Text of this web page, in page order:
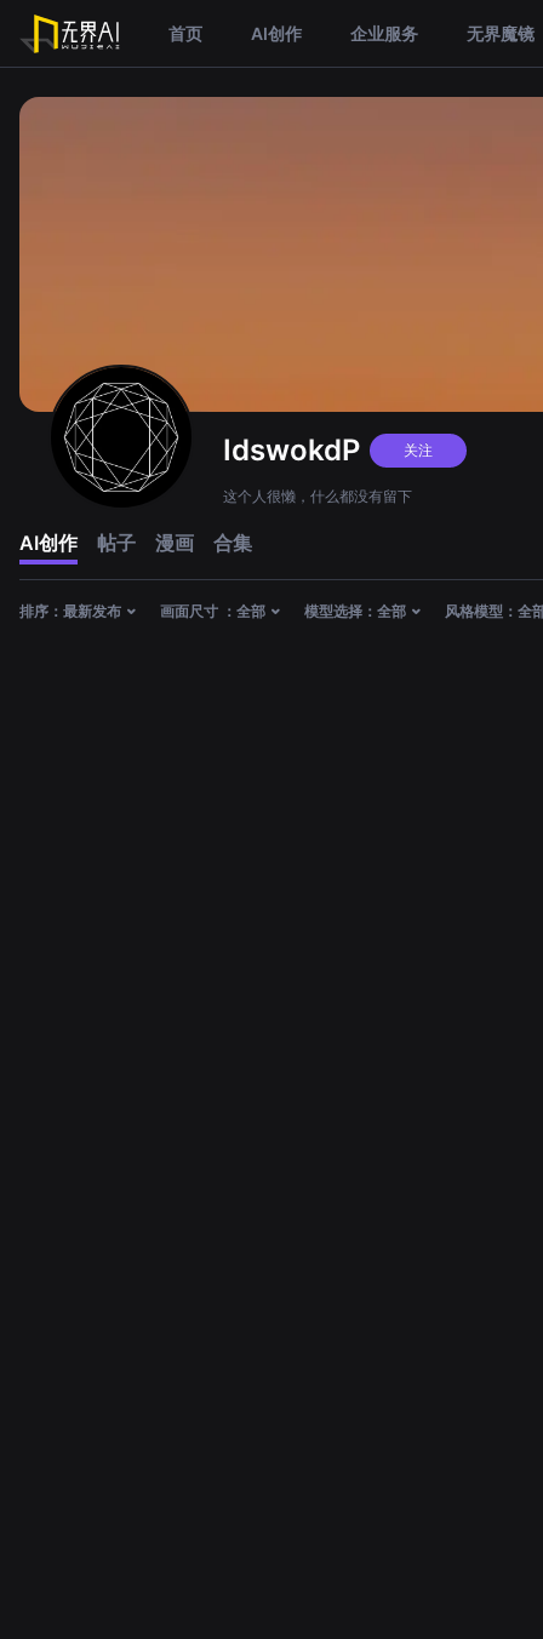
首页 AI创作 企业服务 无界魔镜
IdswokdP 关注
这个人很懒，什么都没有留下
AI创作 帖子 漫画 合集
排序： 最新发布 画面尺寸 ： 全部 模型选择： 全部 风格模型： 全